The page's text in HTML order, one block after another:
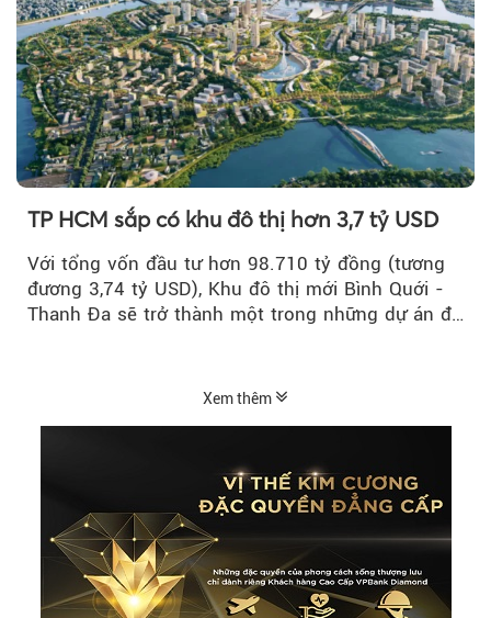
TP HCM sắp có khu đô thị hơn 3,7 tỷ USD
Với tổng vốn đầu tư hơn 98.710 tỷ đồng (tương
đương 3,74 tỷ USD), Khu đô thị mới Bình Quới -
Thanh Đa sẽ trở thành một trong những dự án đô
Xem thêm